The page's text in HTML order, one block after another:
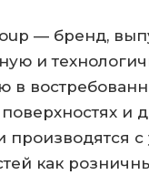
— бренд,
и
в
и
производятся с
как